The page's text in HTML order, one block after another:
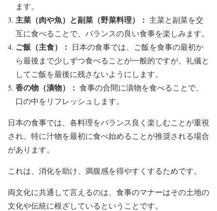
ます。
主菜（肉や魚）と副菜（野菜料理）： 主菜と副菜を交
互に食べることで、バランスの良い食事を楽しみます。
ご飯（主食）： 日本の食事では、ご飯を食事の最初か
ら最後まで少しずつ食べることが一般的ですが、礼儀と
してご飯を最後に残さないようにします。
香の物（漬物）： 食事の合間に漬物を食べることで、
口の中をリフレッシュします。
日本の食事では、各料理をバランス良く楽しむことが重視
され、特に汁物を最初に食べ始めることが推奨される場合
があります。
これは、消化を助け、満腹感を得やすくするためです。
両文化に共通して言えるのは、食事のマナーはその土地の
文化や伝統に根ざしているということです。